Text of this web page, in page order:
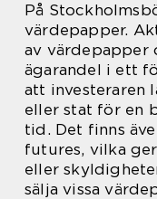
På
värdepapper.
av värdepapper
ägarandel i ett
att investeraren
eller stat för en
tid. Det finns
futures, vilka
eller
sälja vissa